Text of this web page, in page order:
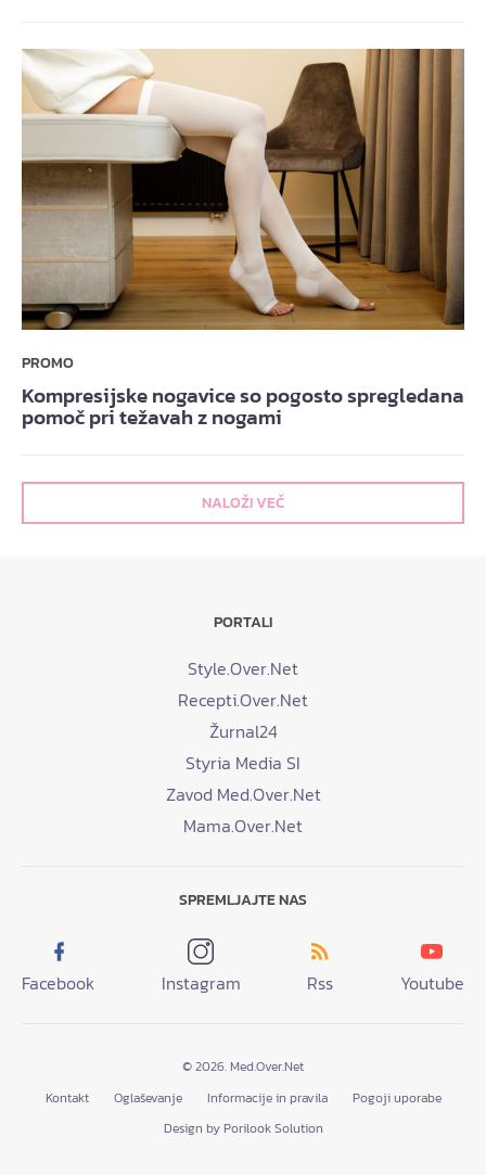
PROMO
Kompresijske nogavice so pogosto spregledana
pomoč pri težavah z nogami
NALOŽI VEČ
PORTALI
Style.Over.Net
Recepti.Over.Net
Žurnal24
Styria Media SI
Zavod Med.Over.Net
Mama.Over.Net
SPREMLJAJTE NAS
Facebook Instagram Rss Youtube
© 2026. Med.Over.Net
Kontakt
Oglaševanje Informacije in pravila
Pogoji uporabe
Design by Porilook Solution